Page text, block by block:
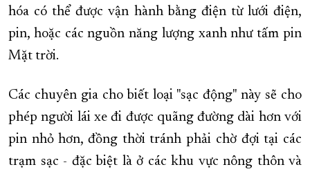
hóa có thể được vận hành bằng điện từ lưới điện,
pin, hoặc các nguồn năng lượng xanh như tấm pin
Mặt trời.
Các chuyên gia cho biết loại "sạc động" này sẽ cho
phép người lái xe đi được quãng đường dài hơn với
pin nhỏ hơn, đồng thời tránh phải chờ đợi tại các
trạm sạc - đặc biệt là ở các khu vực nông thôn và